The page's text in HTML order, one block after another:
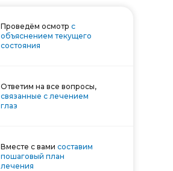
Проведём осмотр с
объяснением текущего
состояния
Ответим на все вопросы,
связанные с лечением
глаз
Вместе с вами составим
пошаговый план
лечения